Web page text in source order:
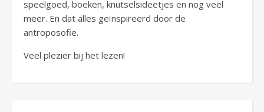
speelgoed, boeken, knutselsideetjes en nog veel
meer. En dat alles geïnspireerd door de
antroposofie.
Veel plezier bij het lezen!